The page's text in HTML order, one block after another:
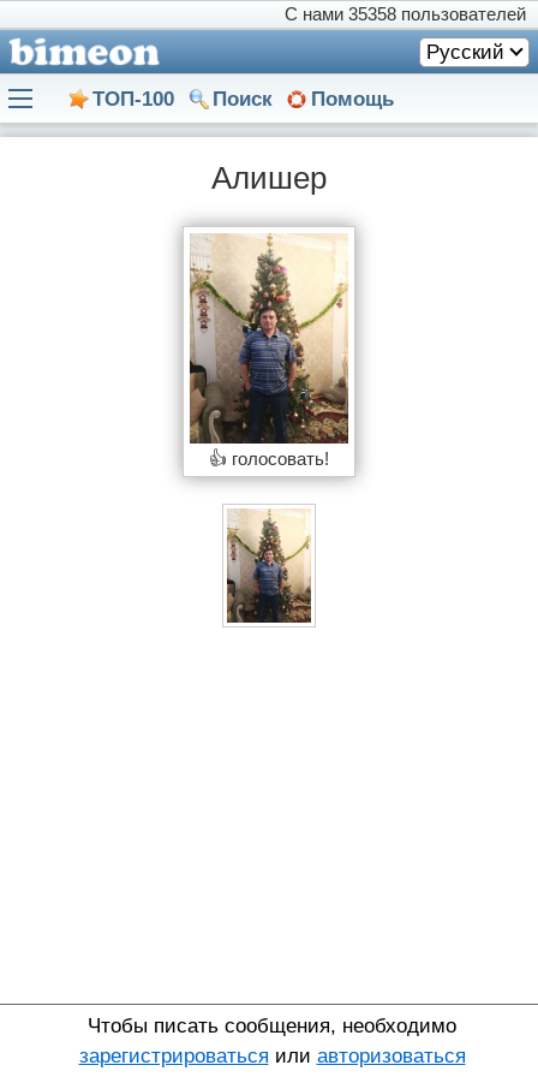
С нами 35358 пользователей
Русский
ТОП-100 Поиск Помощь
Алишер
👍 голосовать!
Чтобы писать сообщения, необходимо
зарегистрироваться или авторизоваться